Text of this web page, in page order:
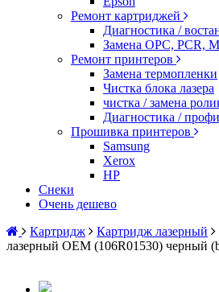
Ремонт картриджей
Диагностика /
Замена OPC, PCR,
Ремонт принтеров
Замена термопленки
Чистка блока лазера
чистка / замена
Диагностика /
Прошивка принтеров
Samsung
Xerox
HP
Снеки
Очень дешево
Картридж
Картридж лазерный
лазерный OEM (106R01530) черный